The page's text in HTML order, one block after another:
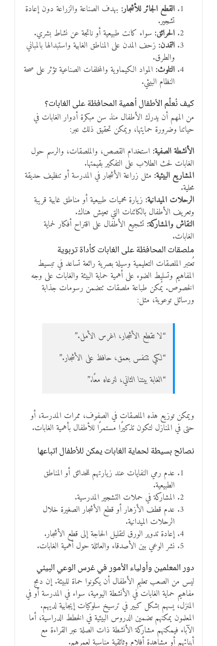
القطع الجائر للأشجار: بهدف الصناعة والزراعة دون إعادة
تشجير.
الحرائق: سواء كانت طبيعية أو ناتجة عن نشاط بشري.
التمدن: زحف المدن على المناطق الغابية واستبدالها بالمباني
والطرق.
التلوث: المواد الكيماوية والمخلفات الصناعية تؤثر على صحة
النظام البيئي.
كيف نُعلِّم الأطفال أهمية المحافظة على الغابات؟
من المهم أن يدرك الأطفال منذ سن مبكرة أدوار الغابات في
حياتنا وضرورة حمايتها، ويمكن تحقيق ذلك عبر:
الأنشطة الصفية: استخدام القصص، والملصقات، والرسم حول
الغابات لحث الطلاب على التفكير بقيمتها.
المشاريع البيئية: مثل زراعة الأشجار في المدرسة أو تنظيف حديقة
محلية.
الرحلات الميدانية: زيارة محميات طبيعية أو مناطق غابية قريبة
وتعريف الأطفال بالكائنات التي تعيش هناك.
النقاش والمشاركة: تشجيع الأطفال على اقتراح أفكار لحماية
الغابات.
ملصقات المحافظة على الغابات كأداة تربوية
تُعتبر الملصقات التعليمية وسيلة بصرية رائعة تساعد في تبسيط
المفاهيم وتسليط الضوء على أهمية حماية البيئة والغابات على وجه
الخصوص. يُمكن طباعة ملصقات تتضمن رسومات جذابة
ورسائل توعوية، مثل:
“لا تقطع الأشجار، اغرس الأمل.”
“لكي تتنفس بعمق، حافظ على الأشجار.”
“الغابة بيتنا الثاني، لنرعاه معًا.”
ويمكن توزيع هذه الملصقات في الصفوف، ممرات المدرسة، أو
حتى في المنازل لتكون تذكيرًا مستمرًا للأطفال بأهمية الغابات.
نصائح بسيطة لحماية الغابات يمكن للأطفال اتباعها
عدم رمي النفايات عند زيارتهم للحدائق أو المناطق
الطبيعية.
المشاركة في حملات التشجير المدرسية.
عدم قطف الأزهار أو قطع الأشجار الصغيرة خلال
الرحلات الميدانية.
إعادة تدوير الورق لتقليل الحاجة إلى قطع الأشجار.
نشر الوعي بين الأصدقاء والعائلة حول أهمية الغابات.
دور المعلمين وأولياء الأمور في غرس الوعي البيئي
ليس من الصعب تعليم الأطفال أن يكونوا حماة للبيئة. إن دمج
مفاهيم حماية الغابات في الأنشطة اليومية، سواء في المدرسة أو في
المنزل، يسهم بشكل كبير في ترسيخ سلوكيات إيجابية لديهم.
المعلمون يمكنهم تضمين الدروس البيئية في الخطط الدراسية، أما
الآباء فيمكنهم مشاركة الأنشطة ذات الصلة عبر القراءة مع
أبنائهم أو مشاهدة أفلام وثائقية مناسبة لعمرهم.